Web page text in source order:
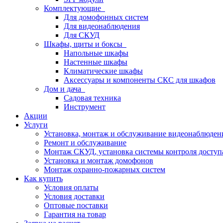
Комплектующие
Для домофонных систем
Для видеонаблюдения
Для СКУД
Шкафы, щиты и боксы
Напольные шкафы
Настенные шкафы
Климатические шкафы
Аксессуары и компоненты СКС для шкафов
Дом и дача
Садовая техника
Инструмент
Акции
Услуги
Установка, монтаж и обслуживание
Ремонт и обслуживание
Монтаж СКУД, установка системы контроля
Установка и монтаж домофонов
Монтаж охранно-пожарных систем
Как купить
Условия оплаты
Условия доставки
Оптовые поставки
Гарантия на товар